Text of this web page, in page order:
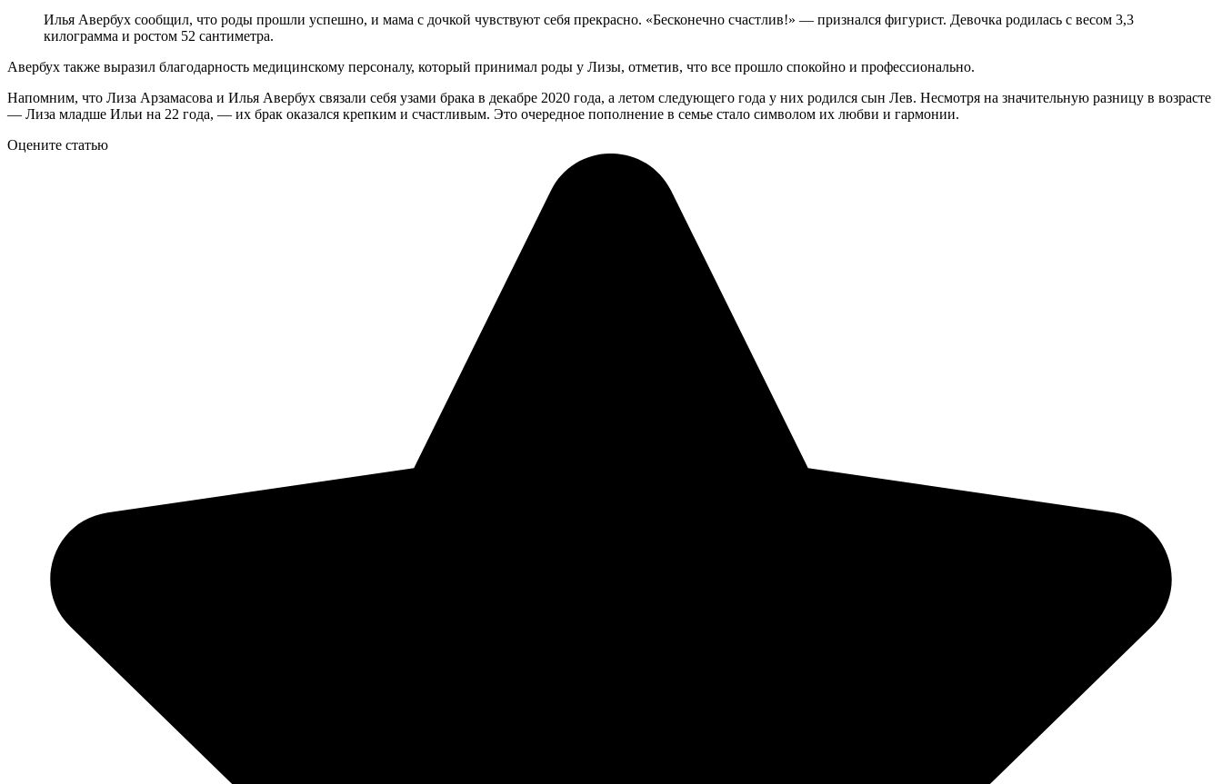
Илья Авербух сообщил, что роды прошли успешно, и мама с дочкой чувствуют себя прекрасно. «Бесконечно счастлив!» — признался фигурист. Девочка родилась с весом 3,3
килограмма и ростом 52 сантиметра.
Авербух также выразил благодарность медицинскому персоналу, который принимал роды у Лизы, отметив, что все прошло спокойно и профессионально.
Напомним, что Лиза Арзамасова и Илья Авербух связали себя узами брака в декабре 2020 года, а летом следующего года у них родился сын Лев. Несмотря на значительную разницу в возрасте
— Лиза младше Ильи на 22 года, — их брак оказался крепким и счастливым. Это очередное пополнение в семье стало символом их любви и гармонии.
Оцените статью